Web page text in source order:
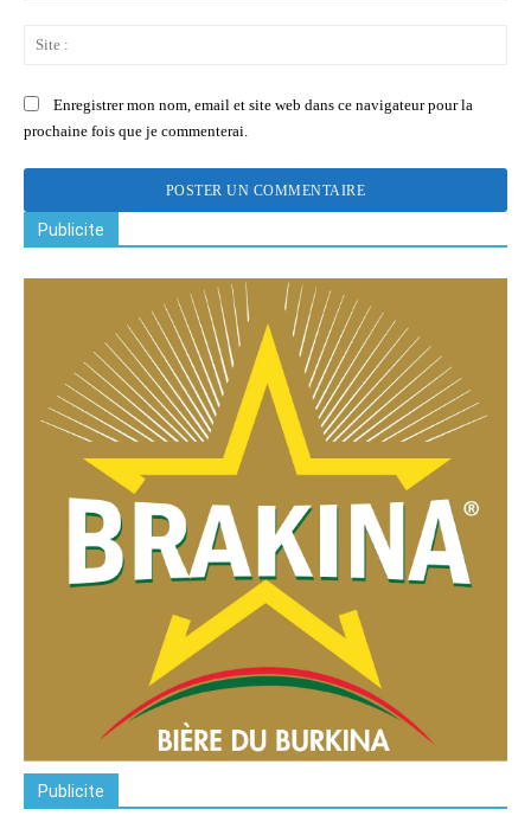
Enregistrer mon nom, email et site web dans ce navigateur pour la
prochaine fois que je commenterai.
Publicite
Publicite